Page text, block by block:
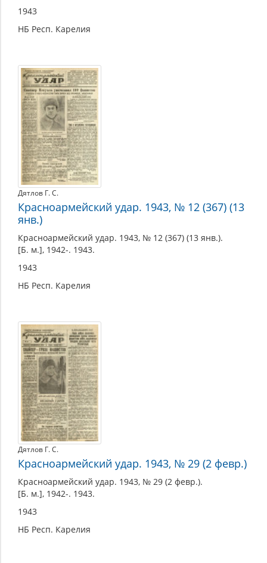
1943
НБ Респ. Карелия
Дятлов Г. С.
Красноармейский удар. 1943, № 12 (367) (13
янв.)
Красноармейский удар. 1943, № 12 (367) (13 янв.).
[Б. м.], 1942-. 1943.
1943
НБ Респ. Карелия
Дятлов Г. С.
Красноармейский удар. 1943, № 29 (2 февр.)
Красноармейский удар. 1943, № 29 (2 февр.).
[Б. м.], 1942-. 1943.
1943
НБ Респ. Карелия